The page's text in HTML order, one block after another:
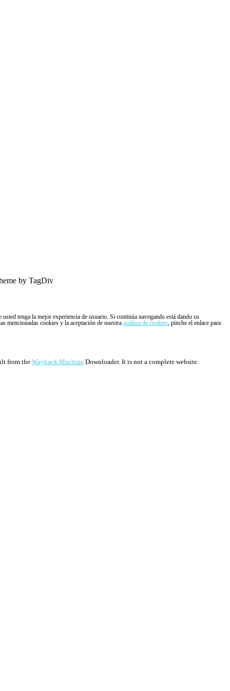
by TagDiv
tenga la mejor experiencia de usuario. Si continúa navegando está dando su
mencionadas cookies y la aceptación de nuestra política de cookies, pinche el enlace para
from the Wayback Machine Downloader. It is not a complete website.